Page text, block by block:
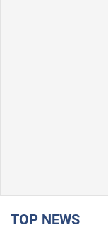
TOP NEWS